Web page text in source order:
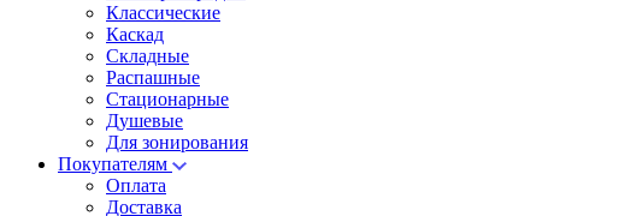
Классические
Каскад
Складные
Распашные
Стационарные
Душевые
Для зонирования
Покупателям
Оплата
Доставка